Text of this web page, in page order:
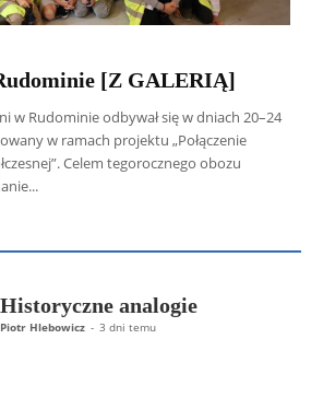
[Z GALERIĄ]
w Rudominie odbywał się w dniach 20–24
w ramach projektu „Połączenie
Celem tegorocznego obozu
Aleksander Borowik
Antoni Radczenko
Artur Płokszto
Grzegorz Górny
Jarosław Wąsowicz SDB
Historyczne analogie
Piotr Hlebowicz - 3 dni temu